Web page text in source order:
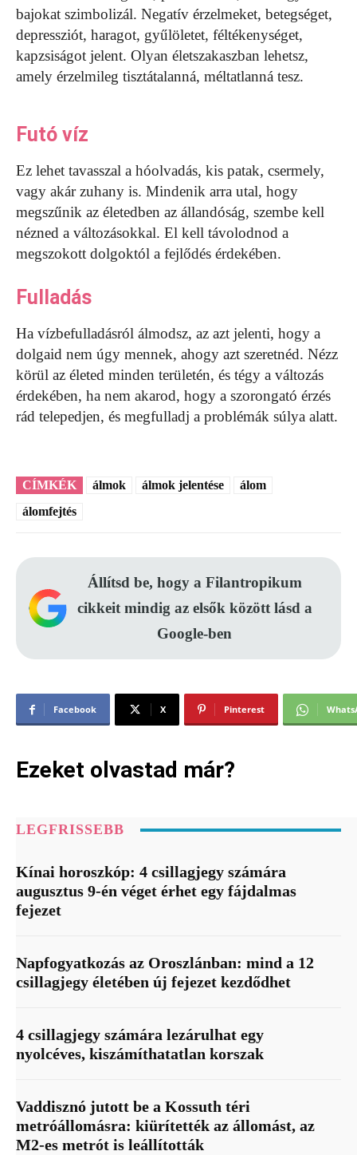
bajokat szimbolizál. Negatív érzelmeket, betegséget,
depressziót, haragot, gyűlöletet, féltékenységet,
kapzsiságot jelent. Olyan életszakaszban lehetsz,
amely érzelmileg tisztátalanná, méltatlanná tesz.
Futó víz
Ez lehet tavasszal a hóolvadás, kis patak, csermely,
vagy akár zuhany is. Mindenik arra utal, hogy
megszűnik az életedben az állandóság, szembe kell
nézned a változásokkal. El kell távolodnod a
megszokott dolgoktól a fejlődés érdekében.
Fulladás
Ha vízbefulladásról álmodsz, az azt jelenti, hogy a
dolgaid nem úgy mennek, ahogy azt szeretnéd. Nézz
körül az életed minden területén, és tégy a változás
érdekében, ha nem akarod, hogy a szorongató érzés
rád telepedjen, és megfulladj a problémák súlya alatt.
CÍMKÉK álmok álmok jelentése
álom
álomfejtés
Állítsd be, hogy a Filantropikum
cikkeit mindig az elsők között lásd a
Google-ben
Facebook X Pinterest
Ezeket olvastad már?
LEGFRISSEBB
Kínai horoszkóp: 4 csillagjegy számára
augusztus 9-én véget érhet egy fájdalmas
fejezet
Napfogyatkozás az Oroszlánban: mind a 12
csillagjegy életében új fejezet kezdődhet
4 csillagjegy számára lezárulhat egy
nyolcéves, kiszámíthatatlan korszak
Vaddisznó jutott be a Kossuth téri
metróállomásra: kiürítették az állomást, az
M2-es metrót is leállították